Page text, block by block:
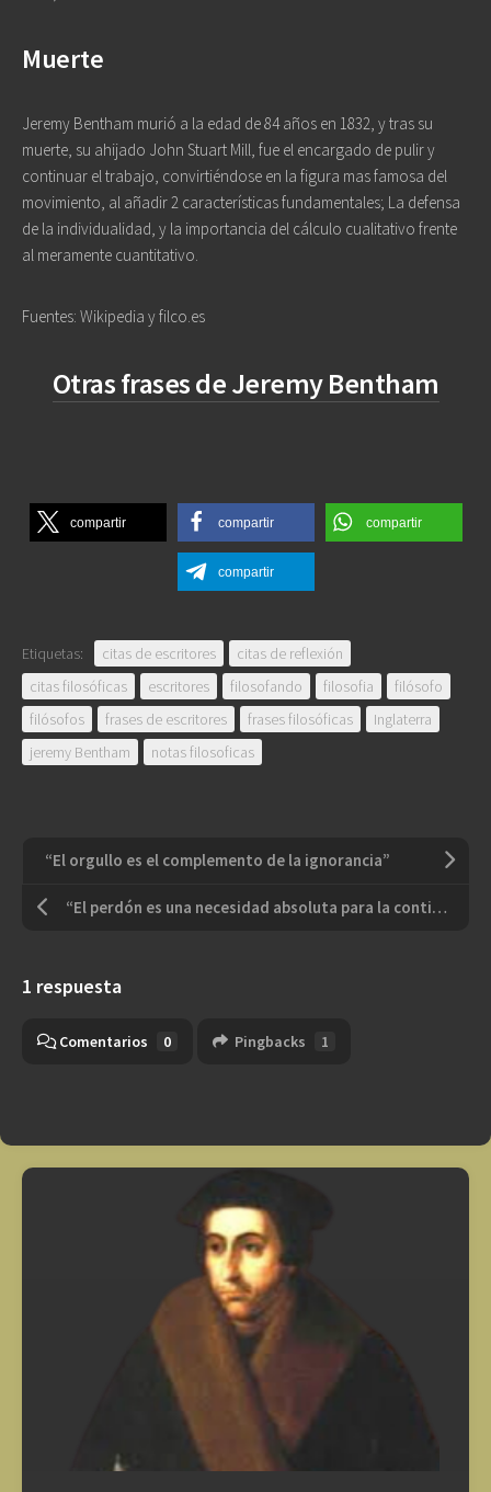
Muerte
Jeremy Bentham murió a la edad de 84 años en 1832, y tras su
muerte, su ahijado John Stuart Mill, fue el encargado de pulir y
continuar el trabajo, convirtiéndose en la figura mas famosa del
movimiento, al añadir 2 características fundamentales; La defensa
de la individualidad, y la importancia del cálculo cualitativo frente
al meramente cuantitativo.
Fuentes: Wikipedia y filco.es
Otras frases de Jeremy Bentham
compartir compartir compartir
compartir
Etiquetas: citas de escritores
citas de reflexión
citas filosóficas
escritores filosofando filosofia
filósofo
filósofos
frases de escritores frases filosóficas
Inglaterra
jeremy Bentham
notas filosoficas
“El orgullo es el complemento de la ignorancia”
“El perdón es una necesidad absoluta para la continuación de la existencia humana”
1 respuesta
Comentarios 0 Pingbacks 1